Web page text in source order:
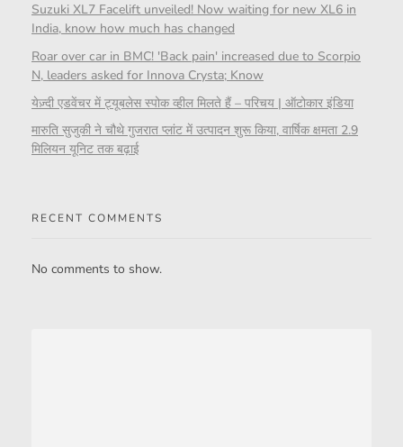
Suzuki XL7 Facelift unveiled! Now waiting for new XL6 in
India, know how much has changed
Roar over car in BMC! 'Back pain' increased due to Scorpio
N, leaders asked for Innova Crysta; Know
येज़्दी एडवेंचर में ट्यूबलेस स्पोक व्हील मिलते हैं – परिचय | ऑटोकार इंडिया
मारुति सुजुकी ने चौथे गुजरात प्लांट में उत्पादन शुरू किया, वार्षिक क्षमता 2.9
मिलियन यूनिट तक बढ़ाई
RECENT COMMENTS
No comments to show.